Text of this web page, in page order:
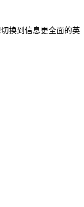
换到信息更全面的英